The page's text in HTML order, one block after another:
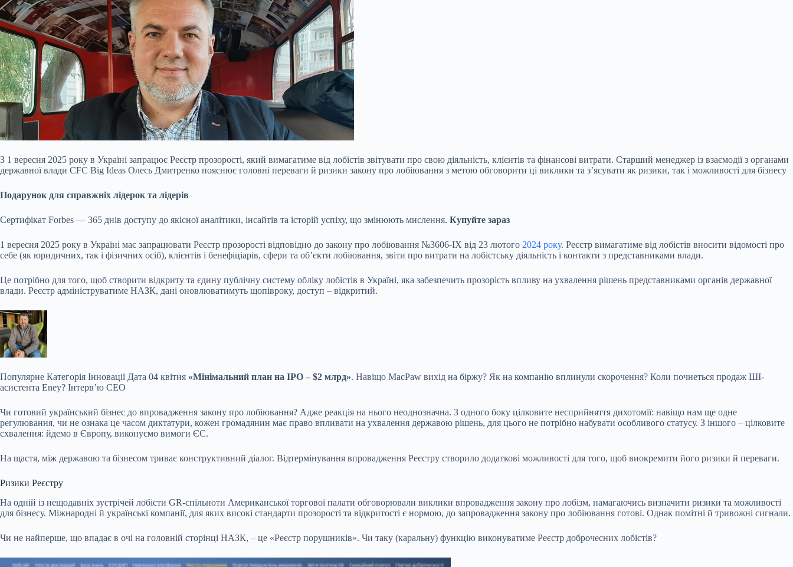
З 1 вересня 2025 року в Україні запрацює Реєстр прозорості, який вимагатиме від лобістів звітувати про свою діяльність, клієнтів та фінансові витрати. Старший менеджер із взаємодії з органами
державної влади CFC Big Ideas Олесь Дмитренко пояснює головні переваги й ризики закону про лобіювання з метою обговорити ці виклики та зʼясувати як ризики, так і можливості для бізнесу
Подарунок для справжніх лідерок та лідерів
Сертифікат Forbes — 365 днів доступу до якісної аналітики, інсайтів та історій успіху, що змінюють мислення. Купуйте зараз
1 вересня 2025 року в Україні має запрацювати Реєстр прозорості відповідно до закону про лобіювання №3606-IX від 23 лютого 2024 року. Реєстр вимагатиме від лобістів вносити відомості про
себе (як юридичних, так і фізичних осіб), клієнтів і бенефіціарів, сфери та об’єкти лобіювання, звіти про витрати на лобістську діяльність і контакти з представниками влади.
Це потрібно для того, щоб створити відкриту та єдину публічну систему обліку лобістів в Україні, яка забезпечить прозорість впливу на ухвалення рішень представниками органів державної
влади. Реєстр адмініструватиме НАЗК, дані оновлюватимуть щопівроку, доступ – відкритий.
Популярне Категорія Інновації Дата 04 квітня «Мінімальний план на IPO – $2 млрд». Навіщо MacPaw вихід на біржу? Як на компанію вплинули скорочення? Коли почнеться продаж ШІ-
асистента Eney? Інтерв’ю CEO
Чи готовий український бізнес до впровадження закону про лобіювання? Адже реакція на нього неоднозначна. З одного боку цілковите несприйняття дихотомії: навіщо нам ще одне
регулювання, чи не ознака це часом диктатури, кожен громадянин має право впливати на ухвалення державою рішень, для цього не потрібно набувати особливого статусу. З іншого – цілковите
схвалення: йдемо в Європу, виконуємо вимоги ЄС.
На щастя, між державою та бізнесом триває конструктивний діалог. Відтермінування впровадження Реєстру створило додаткові можливості для того, щоб виокремити його ризики й переваги.
Ризики Реєстру
На одній із нещодавніх зустрічей лобісти GR-спільноти Американської торгової палати обговорювали виклики впровадження закону про лобізм, намагаючись визначити ризики та можливості
для бізнесу. Міжнародні й українські компанії, для яких високі стандарти прозорості та відкритості є нормою, до запровадження закону про лобіювання готові. Однак помітні й тривожні сигнали.
Чи не найперше, що впадає в очі на головній сторінці НАЗК, – це «Реєстр порушників». Чи таку (каральну) функцію виконуватиме Реєстр доброчесних лобістів?